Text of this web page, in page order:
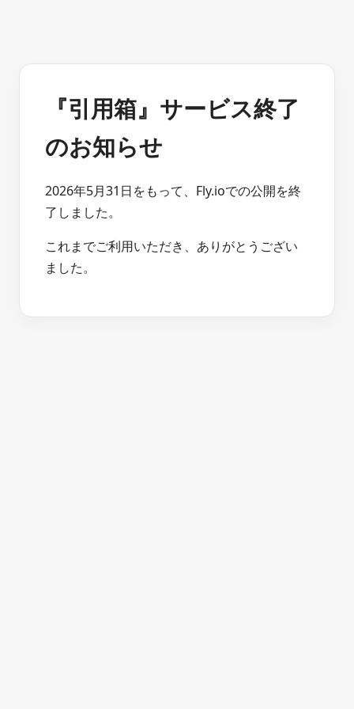
『引用箱』サービス終了
のお知らせ
2026年5月31日をもって、Fly.ioでの公開を終
了しました。
これまでご利用いただき、ありがとうござい
ました。